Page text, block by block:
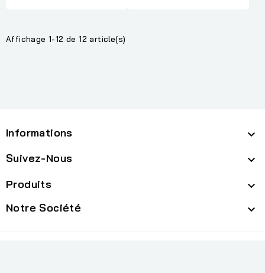
Affichage 1-12 de 12 article(s)
Informations 
Suivez-Nous 
Produits 
Notre Société 